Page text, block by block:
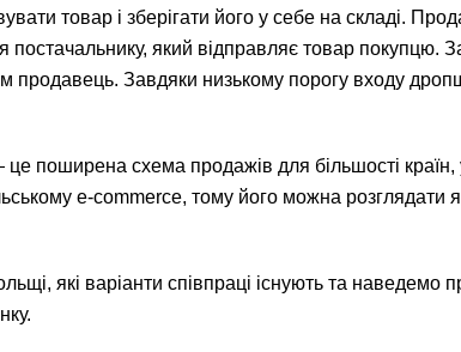
товар і зберігати його у себе на складі.
який відправляє товар покупцю.
продавець. Завдяки низькому порогу входу
поширена схема продажів для більшості країн,
e-commerce, тому його можна розглядати
які варіанти співпраці існують та наведемо